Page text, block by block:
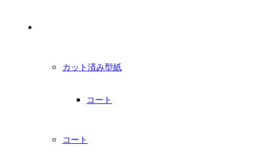
カット済み型紙
コート
コート